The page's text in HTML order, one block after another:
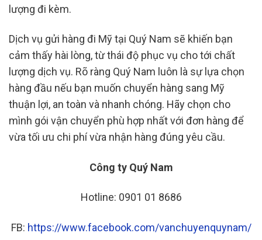
lượng đi kèm.
Dịch vụ gửi hàng đi Mỹ tại Quý Nam sẽ khiến bạn
cảm thấy hài lòng, từ thái độ phục vụ cho tới chất
lượng dịch vụ. Rõ ràng Quý Nam luôn là sự lựa chọn
hàng đầu nếu bạn muốn chuyển hàng sang Mỹ
thuận lợi, an toàn và nhanh chóng. Hãy chọn cho
mình gói vận chuyển phù hợp nhất với đơn hàng để
vừa tối ưu chi phí vừa nhận hàng đúng yêu cầu.
Công ty Quý Nam
Hotline: 0901 01 8686
FB: https://www.facebook.com/vanchuyenquynam/